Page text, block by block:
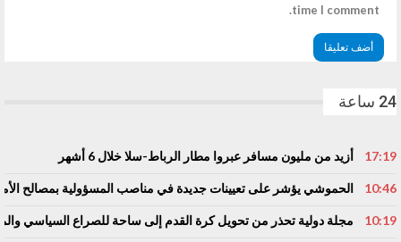
time I comment.
24 ساعة
17:19 أزيد من مليون مسافر عبروا مطار الرباط-سلا خلال 6 أشهر
10:46 الحموشي يؤشر على تعيينات جديدة في مناصب المسؤولية بمصالح
10:19 مجلة دولية تحذر من تحويل كرة القدم إلى ساحة للصراع السياسي